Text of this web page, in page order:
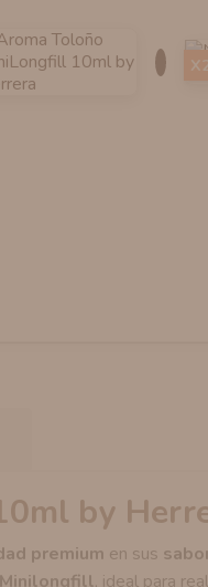
by
premium en sus
, ideal para